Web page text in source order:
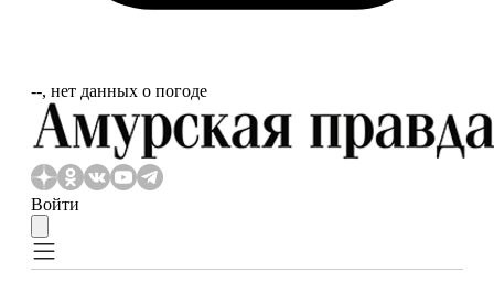
‐‐, нет данных о погоде
Войти